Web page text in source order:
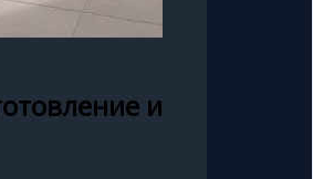
и